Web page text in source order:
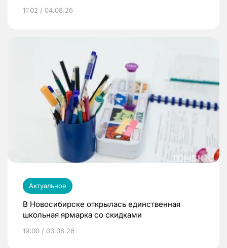
11:02 / 04.08.26
Актуальное
В Новосибирске открылась единственная
школьная ярмарка со скидками
19:00 / 03.08.26